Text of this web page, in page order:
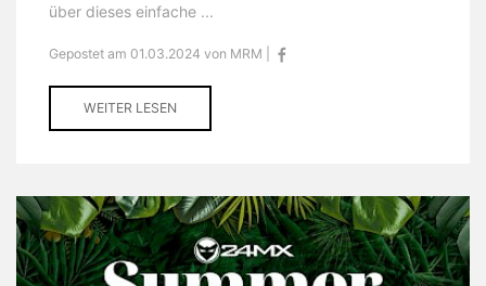
über dieses einfache ...
Gepostet am 01.03.2024 von MRM |
WEITER LESEN